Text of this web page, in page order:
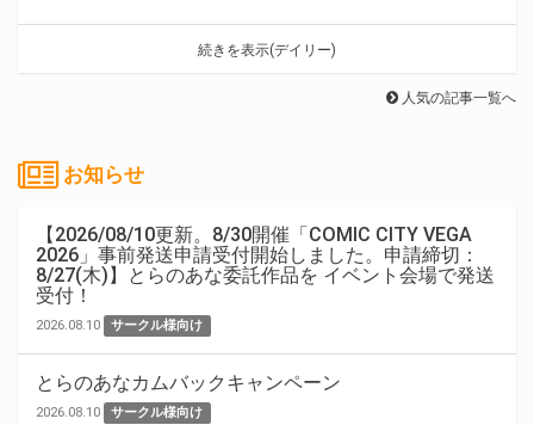
続きを表示(デイリー)
人気の記事一覧へ
お知らせ
【2026/08/10更新。8/30開催「COMIC CITY VEGA
2026」事前発送申請受付開始しました。申請締切：
8/27(木)】とらのあな委託作品を イベント会場で発送
受付！
2026.08.10 サークル様向け
とらのあなカムバックキャンペーン
2026.08.10 サークル様向け